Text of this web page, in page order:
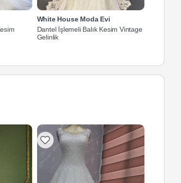
White House Moda Evi
Dantel İşlemeli Balık Kesim Vintage
Gelinlik